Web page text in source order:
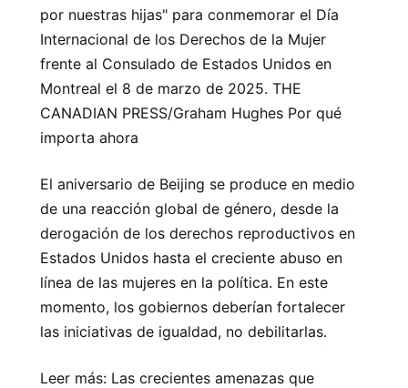
por nuestras hijas" para conmemorar el Día
Internacional de los Derechos de la Mujer
frente al Consulado de Estados Unidos en
Montreal el 8 de marzo de 2025. THE
CANADIAN PRESS/Graham Hughes Por qué
importa ahora
El aniversario de Beijing se produce en medio
de una reacción global de género, desde la
derogación de los derechos reproductivos en
Estados Unidos hasta el creciente abuso en
línea de las mujeres en la política. En este
momento, los gobiernos deberían fortalecer
las iniciativas de igualdad, no debilitarlas.
Leer más: Las crecientes amenazas que